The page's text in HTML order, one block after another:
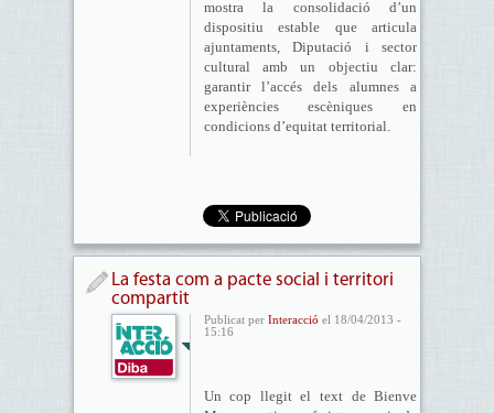
mostra la consolidació d’un
dispositiu estable que articula
ajuntaments, Diputació i sector
cultural amb un objectiu clar:
garantir l’accés dels alumnes a
experiències escèniques en
condicions d’equitat territorial.
La festa com a pacte social i territori
compartit
Publicat per Interacció el 18/04/2013 -
15:16
Un cop llegit el text de Bienve